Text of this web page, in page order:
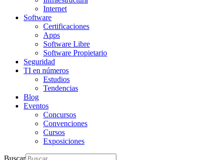
Internet
Software
Certificaciones
Apps
Software Libre
Software Propietario
Seguridad
TI en números
Estudios
Tendencias
Blog
Eventos
Concursos
Convenciones
Cursos
Exposiciones
Buscar